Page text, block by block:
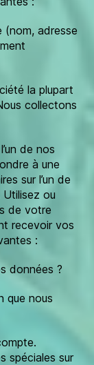
(nom, adresse
la plupart
collectons
de nos
à une
sur l’un de
ou
de votre
recevoir vos
:
données ?
que nous
spéciales sur